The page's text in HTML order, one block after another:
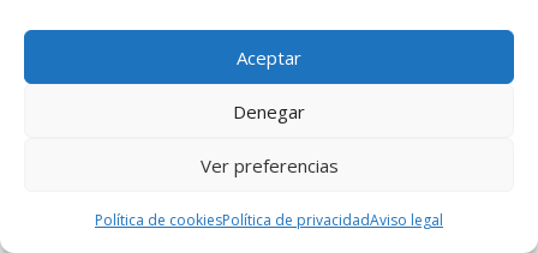
Aceptar
Denegar
Ver preferencias
Política de cookiesPolítica de privacidadAviso legal
Sitios web relacionados